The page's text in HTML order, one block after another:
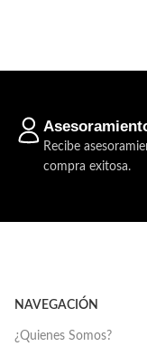
Recibe
compra exitosa.
NAVEGACIÓN
¿Quienes Somos?